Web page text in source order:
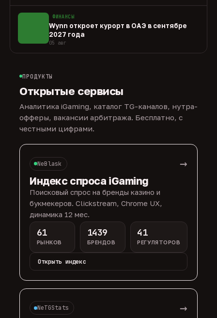
ФИНАНСЫ
Wynn откроет курорт в ОАЭ в сентябре
2027 года
05 авг
ПРОДУКТЫ
Открытые сервисы
Аналитика iGaming, каталог TG-каналов, нутра-
офферы, вакансии арбитража. Бесплатно, с
честными цифрами.
NeBlask →
Индекс спроса iGaming
Поисковый спрос на бренды казино и
букмекеров. Clickstream, Chrome UX,
динамика 12 мес.
61
РЫНКОВ
1439
БРЕНДОВ
41
РЕГУЛЯТОРОВ
Открыть индекс
NeTGStats →